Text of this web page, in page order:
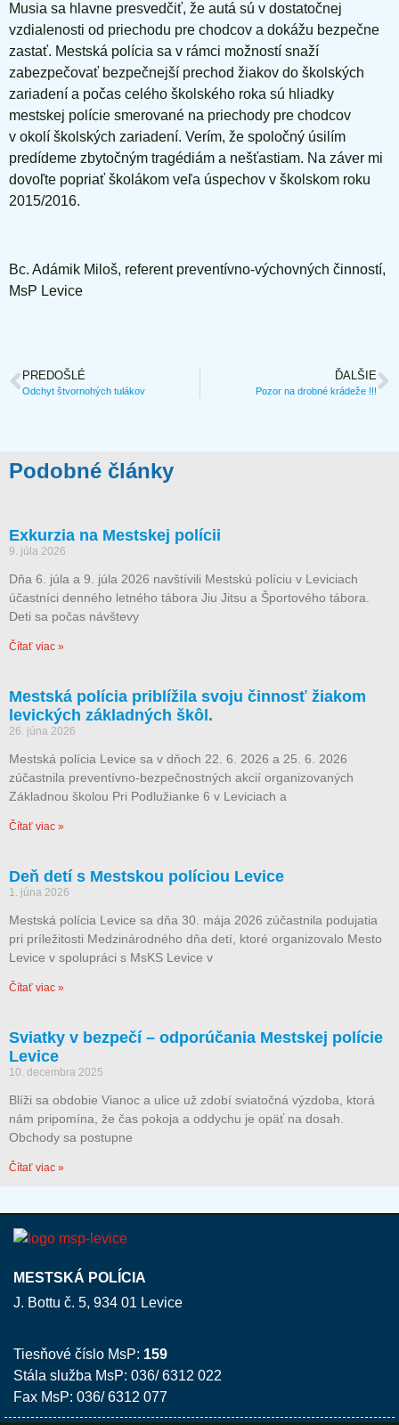
Musia sa hlavne presvedčiť, že autá sú v dostatočnej
vzdialenosti od priechodu pre chodcov a dokážu bezpečne
zastať. Mestská polícia sa v rámci možností snaží
zabezpečovať bezpečnejší prechod žiakov do školských
zariadení a počas celého školského roka sú hliadky
mestskej polície smerované na priechody pre chodcov
v okolí školských zariadení. Verím, že spoločný úsilím
predídeme zbytočným tragédiám a nešťastiam. Na záver mi
dovoľte popriať školákom veľa úspechov v školskom roku
2015/2016.
Bc. Adámik Miloš, referent preventívno-výchovných činností,
MsP Levice
PREDOŠLÉ
Odchyt štvornohých tulákov
ĎALŠIE
Pozor na drobné krádeže !!!
Podobné články
Exkurzia na Mestskej polícii
9. júla 2026
Dňa 6. júla a 9. júla 2026 navštívili Mestskú políciu v Leviciach
účastníci denného letného tábora Jiu Jitsu a Športového tábora.
Deti sa počas návštevy
Čítať viac »
Mestská polícia priblížila svoju činnosť žiakom
levických základných škôl.
26. júna 2026
Mestská polícia Levice sa v dňoch 22. 6. 2026 a 25. 6. 2026
zúčastnila preventívno-bezpečnostných akcií organizovaných
Základnou školou Pri Podlužianke 6 v Leviciach a
Čítať viac »
Deň detí s Mestskou políciou Levice
1. júna 2026
Mestská polícia Levice sa dňa 30. mája 2026 zúčastnila podujatia
pri príležitosti Medzinárodného dňa detí, ktoré organizovalo Mesto
Levice v spolupráci s MsKS Levice v
Čítať viac »
Sviatky v bezpečí – odporúčania Mestskej polície
Levice
10. decembra 2025
Blíži sa obdobie Vianoc a ulice už zdobí sviatočná výzdoba, ktorá
nám pripomína, že čas pokoja a oddychu je opäť na dosah.
Obchody sa postupne
Čítať viac »
MESTSKÁ POLÍCIA
J. Bottu č. 5, 934 01 Levice
Tiesňové číslo MsP: 159
Stála služba MsP: 036/ 6312 022
Fax MsP: 036/ 6312 077